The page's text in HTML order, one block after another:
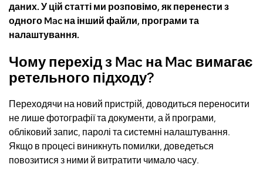
даних. У цій статті ми розповімо, як перенести з
одного Mac на інший файли, програми та
налаштування.
Чому перехід з Mac на Mac вимагає
ретельного підходу?
Переходячи на новий пристрій, доводиться переносити
не лише фотографії та документи, а й програми,
обліковий запис, паролі та системні налаштування.
Якщо в процесі виникнуть помилки, доведеться
повозитися з ними й витратити чимало часу.